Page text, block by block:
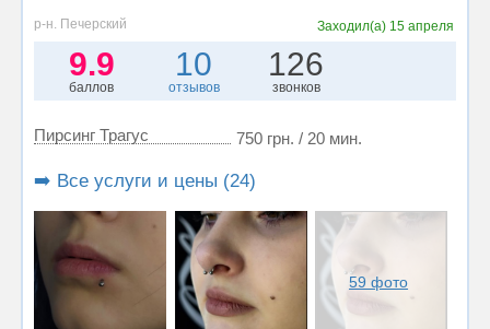
р-н. Печерский Заходил(а) 15 апреля
9.9
баллов
10
отзывов
126
звонков
Пирсинг Трагус 750 грн. / 20 мин.
➡️ Все услуги и цены (24)
59 фото